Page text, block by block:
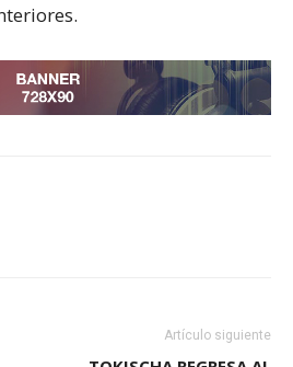
Artículo siguiente